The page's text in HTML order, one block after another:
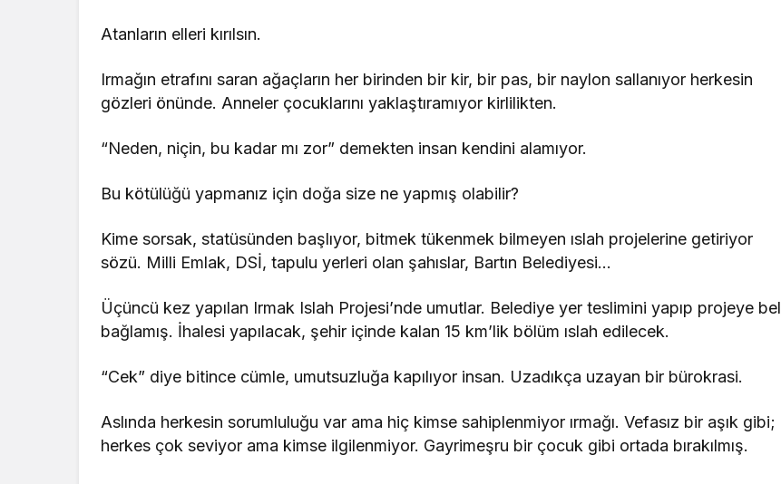
Atanların elleri kırılsın.
Irmağın etrafını saran ağaçların her birinden bir kir, bir pas, bir naylon sallanıyor herkesin
gözleri önünde. Anneler çocuklarını yaklaştıramıyor kirlilikten.
“Neden, niçin, bu kadar mı zor” demekten insan kendini alamıyor.
Bu kötülüğü yapmanız için doğa size ne yapmış olabilir?
Kime sorsak, statüsünden başlıyor, bitmek tükenmek bilmeyen ıslah projelerine getiriyor
sözü. Milli Emlak, DSİ, tapulu yerleri olan şahıslar, Bartın Belediyesi…
Üçüncü kez yapılan Irmak Islah Projesi’nde umutlar. Belediye yer teslimini yapıp projeye bel
bağlamış. İhalesi yapılacak, şehir içinde kalan 15 km’lik bölüm ıslah edilecek.
“Cek” diye bitince cümle, umutsuzluğa kapılıyor insan. Uzadıkça uzayan bir bürokrasi.
Aslında herkesin sorumluluğu var ama hiç kimse sahiplenmiyor ırmağı. Vefasız bir aşık gibi;
herkes çok seviyor ama kimse ilgilenmiyor. Gayrimeşru bir çocuk gibi ortada bırakılmış.